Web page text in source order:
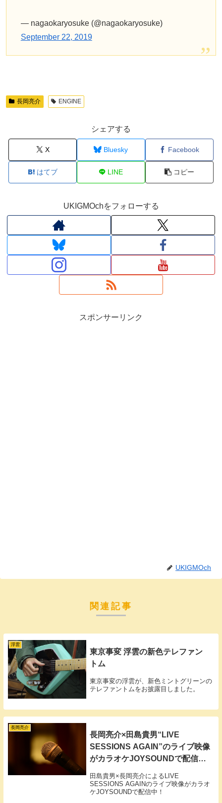
— nagaokaryosuke (@nagaokaryosuke)
September 22, 2019
長岡亮介 ENGINE
シェアする
X Bluesky Facebook
はてブ LINE コピー
UKIGMOchをフォローする
スポンサーリンク
UKIGMOch
関連記事
浮雲
東京事変 浮雲の新色テレファン
トム
東京事変の浮雲が、新色ミントグリーンの
テレファントムをお披露目しました。
長岡亮介
長岡亮介×田島貴男“LIVE
SESSIONS AGAIN”のライブ映像
がカラオケJOYSOUNDで配信
田島貴男×長岡亮介によるLIVE
SESSIONS AGAINのライブ映像がカラオ
ケJOYSOUNDで配信中！